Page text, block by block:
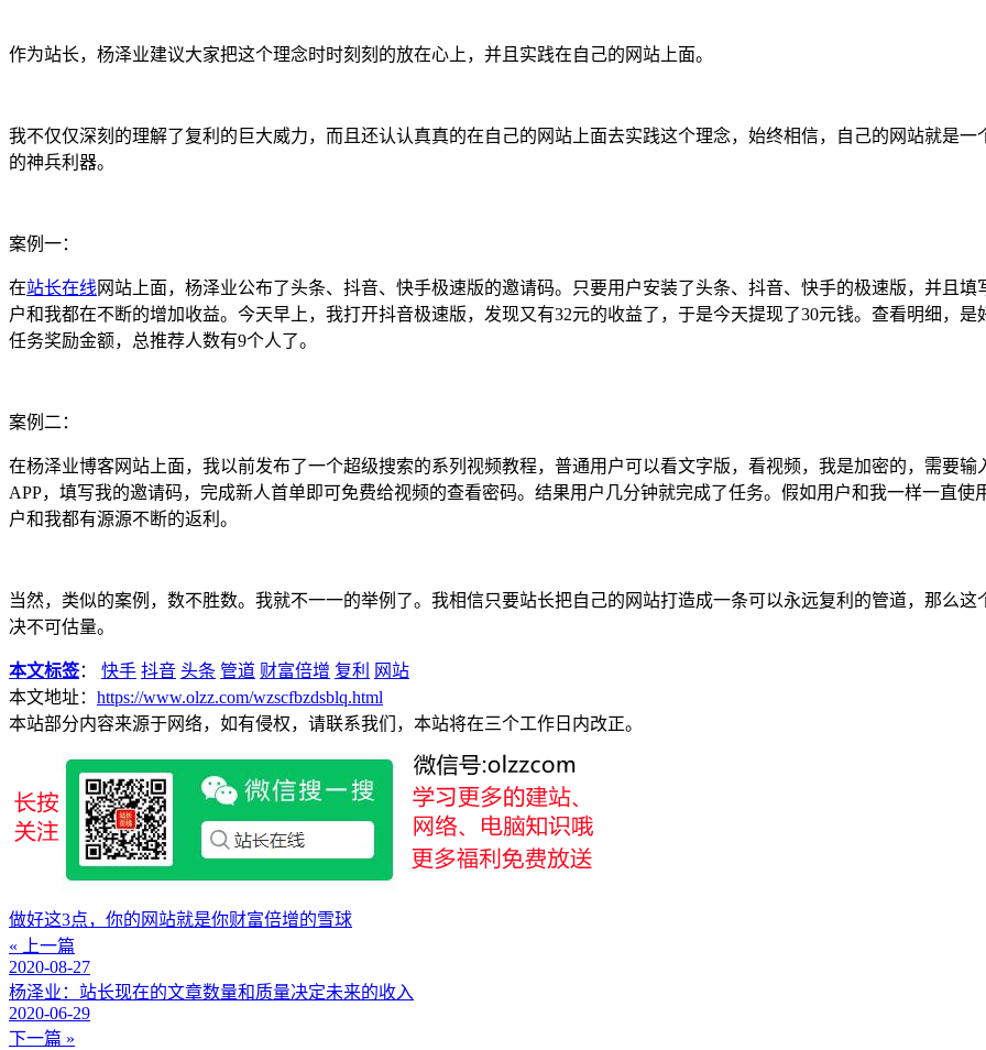
作为站长，杨泽业建议大家把这个理念时时刻刻的放在心上，并且实践在自己的网站上面。
我不仅仅深刻的理解了复利的巨大威力，而且还认认真真的在自己的网站上面去实践这个理念，始终相信，自己的网站就是
的神兵利器。
案例一：
在站长在线 网站上面，杨泽业公布了头条、抖音、快手极速版的邀请码。只要用户安装了头条、抖音、快手的极速版，并且
户和我都在不断的增加收益。今天早上，我打开抖音极速版，发现又有32元的收益了，于是今天提现了30元钱。查看明细，
任务奖励金额，总推荐人数有9个人了。
案例二：
在杨泽业博客网站上面，我以前发布了一个超级搜索的系列视频教程，普通用户可以看文字版，看视频，我是加密的，需要
APP，填写我的邀请码，完成新人首单即可免费给视频的查看密码。结果用户几分钟就完成了任务。假如用户和我一样一直
户和我都有源源不断的返利。
当然，类似的案例，数不胜数。我就不一一的举例了。我相信只要站长把自己的网站打造成一条可以永远复利的管道，那么
决不可估量。
本文标签： 快手 抖音 头条 管道 财富倍增 复利
网站
本文地址： https://www.olzz.com/wzscfbzdsblq.html
本站部分内容来源于网络，如有侵权，请联系我们，本站将在三个工作日内改正。
做好这3点，你的网站就是你财富倍增的雪球
« 上一篇
2020-08-27
杨泽业：站长现在的文章数量和质量决定未来的收入
2020-06-29
下一篇 »